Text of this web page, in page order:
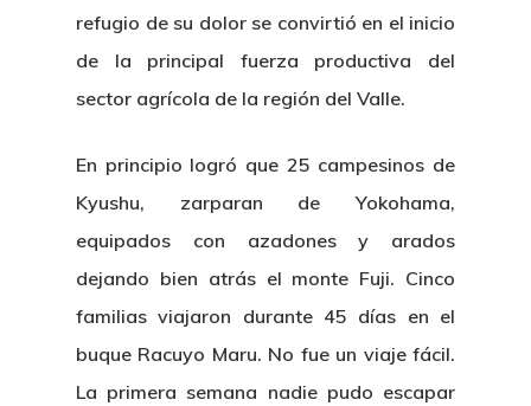
refugio de su dolor se convirtió en el inicio
de la principal fuerza productiva del
sector agrícola de la región del Valle.
En principio logró que 25 campesinos de
Kyushu, zarparan de Yokohama,
equipados con azadones y arados
dejando bien atrás el monte Fuji. Cinco
familias viajaron durante 45 días en el
buque Racuyo Maru. No fue un viaje fácil.
La primera semana nadie pudo escapar